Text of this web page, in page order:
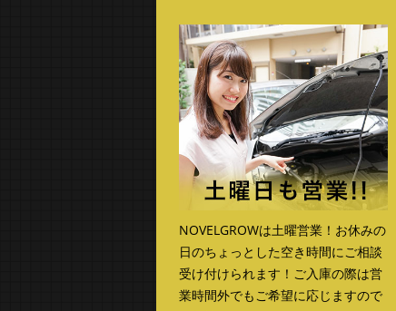
NOVELGROWは土曜営業！お休みの
日のちょっとした空き時間にご相談
受け付けられます！ご入庫の際は営
業時間外でもご希望に応じますので